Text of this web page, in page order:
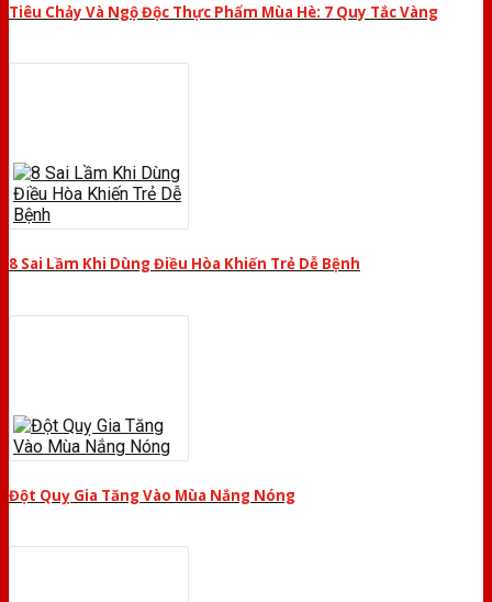
Tiêu Chảy Và Ngộ Độc Thực Phẩm Mùa Hè: 7 Quy Tắc Vàng
8 Sai Lầm Khi Dùng Điều Hòa Khiến Trẻ Dễ Bệnh
Đột Quỵ Gia Tăng Vào Mùa Nắng Nóng